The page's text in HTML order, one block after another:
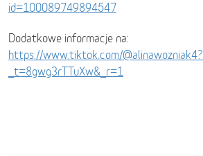
id=100089749894547
Dodatkowe informacje na:
https://www.tiktok.com/@alinawozniak4?
_t=8gwg3rTTuXw&_r=1